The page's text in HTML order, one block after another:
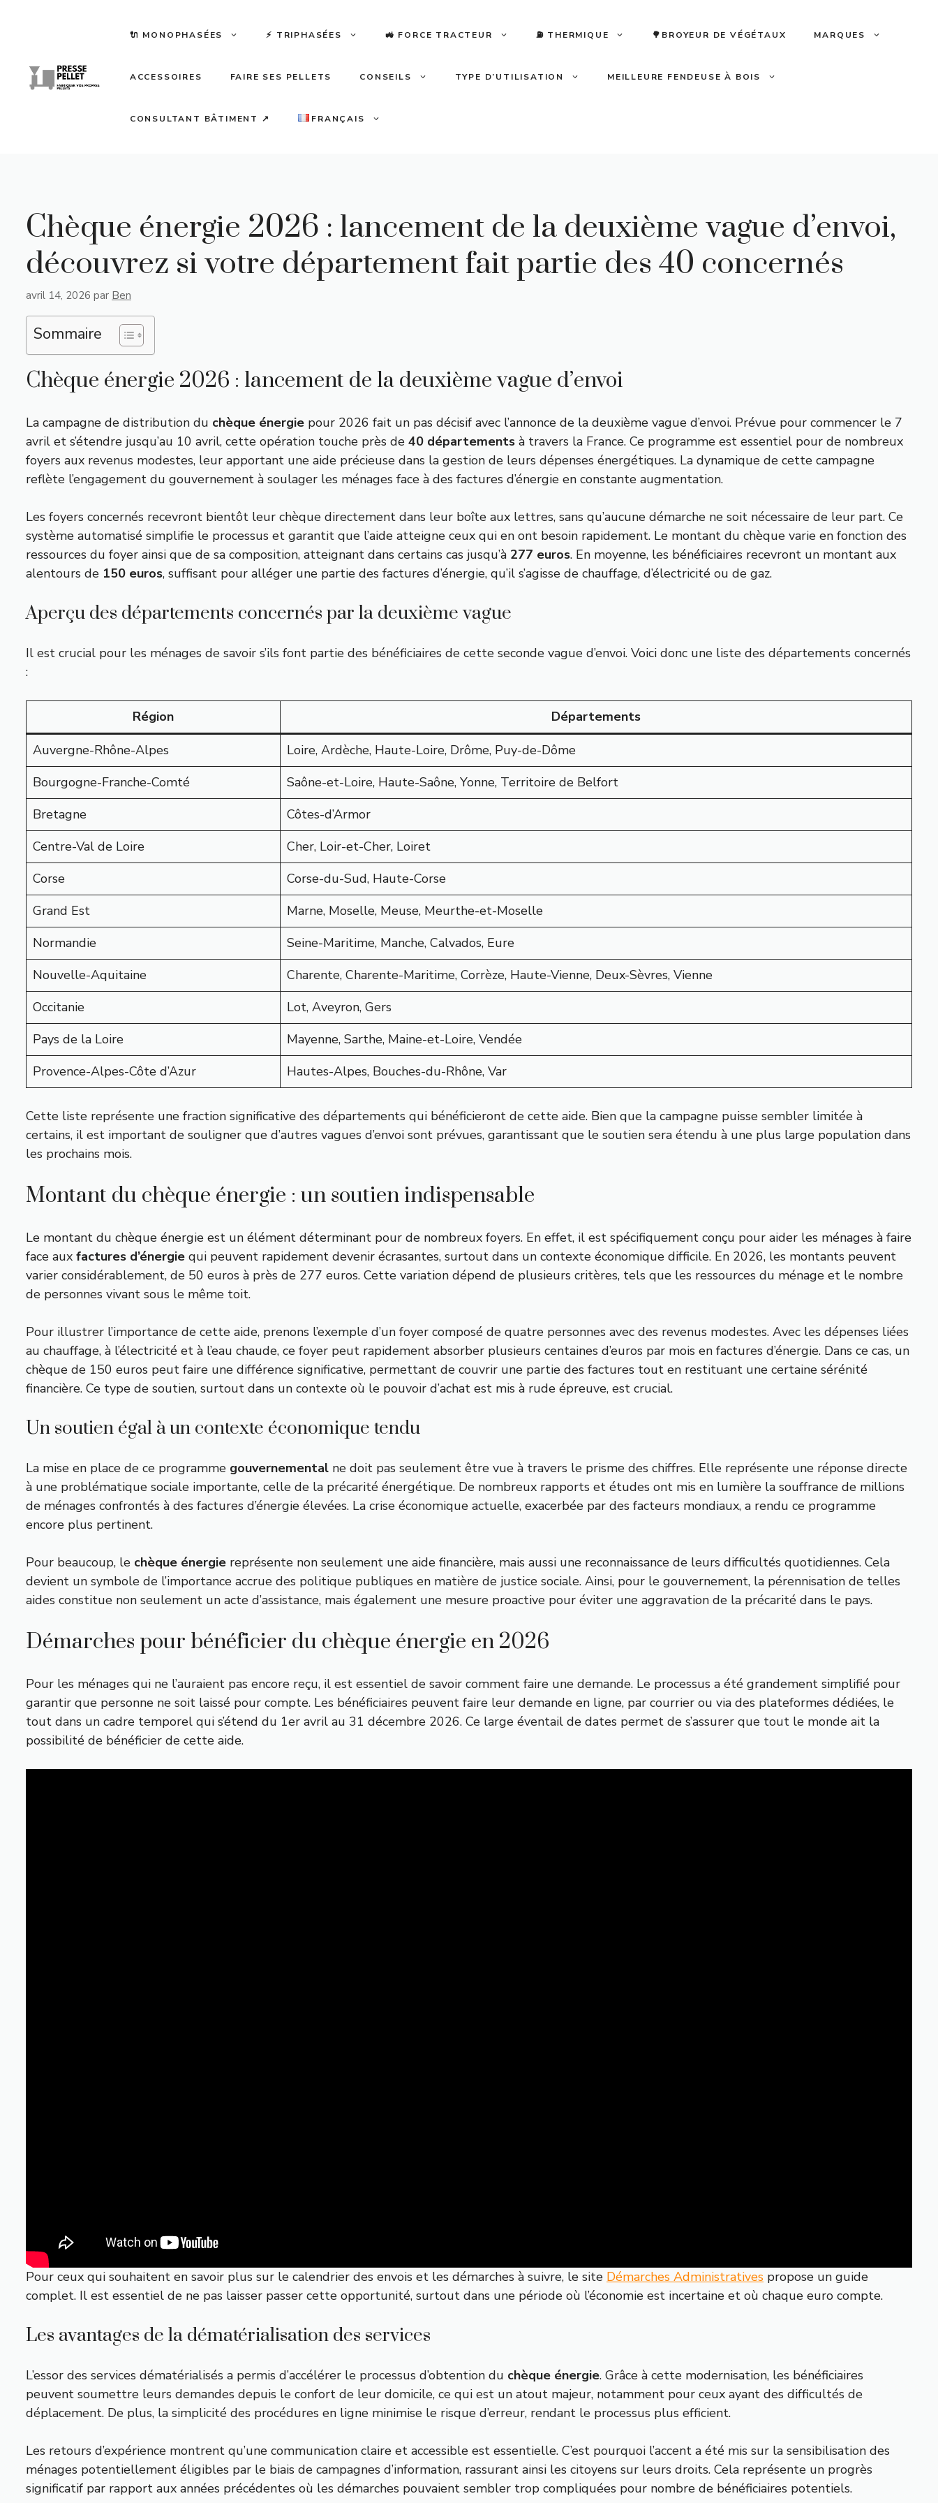
🔌 MONOPHASÉES ⚡️ TRIPHASÉES 🚜 FORCE TRACTEUR ⛽️ THERMIQUE 🌳BROYEUR DE VÉGÉTAUX MARQUES
ACCESSOIRES FAIRE SES PELLETS CONSEILS TYPE D’UTILISATION MEILLEURE FENDEUSE À BOIS
CONSULTANT BÂTIMENT ↗ FRANÇAIS
Chèque énergie 2026 : lancement de la deuxième vague d’envoi,
découvrez si votre département fait partie des 40 concernés
avril 14, 2026 par Ben
Sommaire
Chèque énergie 2026 : lancement de la deuxième vague d’envoi
La campagne de distribution du chèque énergie pour 2026 fait un pas décisif avec l’annonce de la deuxième vague d’envoi. Prévue pour commencer le 7
avril et s’étendre jusqu’au 10 avril, cette opération touche près de 40 départements à travers la France. Ce programme est essentiel pour de nombreux
foyers aux revenus modestes, leur apportant une aide précieuse dans la gestion de leurs dépenses énergétiques. La dynamique de cette campagne
reflète l’engagement du gouvernement à soulager les ménages face à des factures d’énergie en constante augmentation.
Les foyers concernés recevront bientôt leur chèque directement dans leur boîte aux lettres, sans qu’aucune démarche ne soit nécessaire de leur part. Ce
système automatisé simplifie le processus et garantit que l’aide atteigne ceux qui en ont besoin rapidement. Le montant du chèque varie en fonction des
ressources du foyer ainsi que de sa composition, atteignant dans certains cas jusqu’à 277 euros. En moyenne, les bénéficiaires recevront un montant aux
alentours de 150 euros, suffisant pour alléger une partie des factures d’énergie, qu’il s’agisse de chauffage, d’électricité ou de gaz.
Aperçu des départements concernés par la deuxième vague
Il est crucial pour les ménages de savoir s’ils font partie des bénéficiaires de cette seconde vague d’envoi. Voici donc une liste des départements concernés
:
Région
Départements
Auvergne-Rhône-Alpes
Loire, Ardèche, Haute-Loire, Drôme, Puy-de-Dôme
Bourgogne-Franche-Comté
Saône-et-Loire, Haute-Saône, Yonne, Territoire de Belfort
Bretagne
Côtes-d’Armor
Centre-Val de Loire
Cher, Loir-et-Cher, Loiret
Corse
Corse-du-Sud, Haute-Corse
Grand Est
Marne, Moselle, Meuse, Meurthe-et-Moselle
Normandie
Seine-Maritime, Manche, Calvados, Eure
Nouvelle-Aquitaine
Charente, Charente-Maritime, Corrèze, Haute-Vienne, Deux-Sèvres, Vienne
Occitanie
Lot, Aveyron, Gers
Pays de la Loire
Mayenne, Sarthe, Maine-et-Loire, Vendée
Provence-Alpes-Côte d’Azur
Hautes-Alpes, Bouches-du-Rhône, Var
Cette liste représente une fraction significative des départements qui bénéficieront de cette aide. Bien que la campagne puisse sembler limitée à
certains, il est important de souligner que d’autres vagues d’envoi sont prévues, garantissant que le soutien sera étendu à une plus large population dans
les prochains mois.
Montant du chèque énergie : un soutien indispensable
Le montant du chèque énergie est un élément déterminant pour de nombreux foyers. En effet, il est spécifiquement conçu pour aider les ménages à faire
face aux factures d’énergie qui peuvent rapidement devenir écrasantes, surtout dans un contexte économique difficile. En 2026, les montants peuvent
varier considérablement, de 50 euros à près de 277 euros. Cette variation dépend de plusieurs critères, tels que les ressources du ménage et le nombre
de personnes vivant sous le même toit.
Pour illustrer l’importance de cette aide, prenons l’exemple d’un foyer composé de quatre personnes avec des revenus modestes. Avec les dépenses liées
au chauffage, à l’électricité et à l’eau chaude, ce foyer peut rapidement absorber plusieurs centaines d’euros par mois en factures d’énergie. Dans ce cas, un
chèque de 150 euros peut faire une différence significative, permettant de couvrir une partie des factures tout en restituant une certaine sérénité
financière. Ce type de soutien, surtout dans un contexte où le pouvoir d’achat est mis à rude épreuve, est crucial.
Un soutien égal à un contexte économique tendu
La mise en place de ce programme gouvernemental ne doit pas seulement être vue à travers le prisme des chiffres. Elle représente une réponse directe
à une problématique sociale importante, celle de la précarité énergétique. De nombreux rapports et études ont mis en lumière la souffrance de millions
de ménages confrontés à des factures d’énergie élevées. La crise économique actuelle, exacerbée par des facteurs mondiaux, a rendu ce programme
encore plus pertinent.
Pour beaucoup, le chèque énergie représente non seulement une aide financière, mais aussi une reconnaissance de leurs difficultés quotidiennes. Cela
devient un symbole de l’importance accrue des politique publiques en matière de justice sociale. Ainsi, pour le gouvernement, la pérennisation de telles
aides constitue non seulement un acte d’assistance, mais également une mesure proactive pour éviter une aggravation de la précarité dans le pays.
Démarches pour bénéficier du chèque énergie en 2026
Pour les ménages qui ne l’auraient pas encore reçu, il est essentiel de savoir comment faire une demande. Le processus a été grandement simplifié pour
garantir que personne ne soit laissé pour compte. Les bénéficiaires peuvent faire leur demande en ligne, par courrier ou via des plateformes dédiées, le
tout dans un cadre temporel qui s’étend du 1er avril au 31 décembre 2026. Ce large éventail de dates permet de s’assurer que tout le monde ait la
possibilité de bénéficier de cette aide.
Pour ceux qui souhaitent en savoir plus sur le calendrier des envois et les démarches à suivre, le site Démarches Administratives propose un guide
complet. Il est essentiel de ne pas laisser passer cette opportunité, surtout dans une période où l’économie est incertaine et où chaque euro compte.
Les avantages de la dématérialisation des services
L’essor des services dématérialisés a permis d’accélérer le processus d’obtention du chèque énergie. Grâce à cette modernisation, les bénéficiaires
peuvent soumettre leurs demandes depuis le confort de leur domicile, ce qui est un atout majeur, notamment pour ceux ayant des difficultés de
déplacement. De plus, la simplicité des procédures en ligne minimise le risque d’erreur, rendant le processus plus efficient.
Les retours d’expérience montrent qu’une communication claire et accessible est essentielle. C’est pourquoi l’accent a été mis sur la sensibilisation des
ménages potentiellement éligibles par le biais de campagnes d’information, rassurant ainsi les citoyens sur leurs droits. Cela représente un progrès
significatif par rapport aux années précédentes où les démarches pouvaient sembler trop compliquées pour nombre de bénéficiaires potentiels.